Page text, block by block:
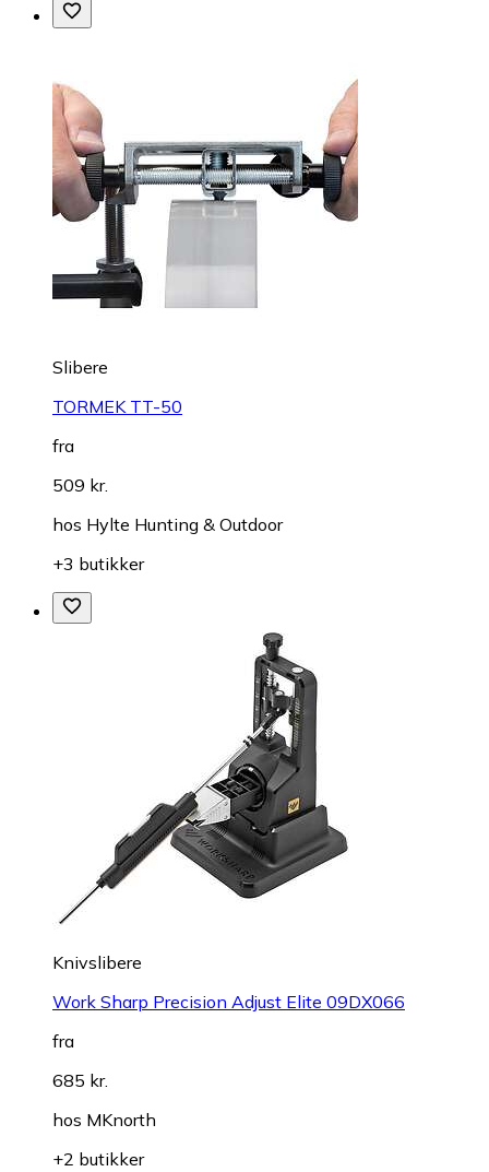
Slibere
TORMEK TT-50
fra
509 kr.
hos Hylte Hunting & Outdoor
+3 butikker
Knivslibere
Work Sharp Precision Adjust Elite 09DX066
fra
685 kr.
hos MKnorth
+2 butikker